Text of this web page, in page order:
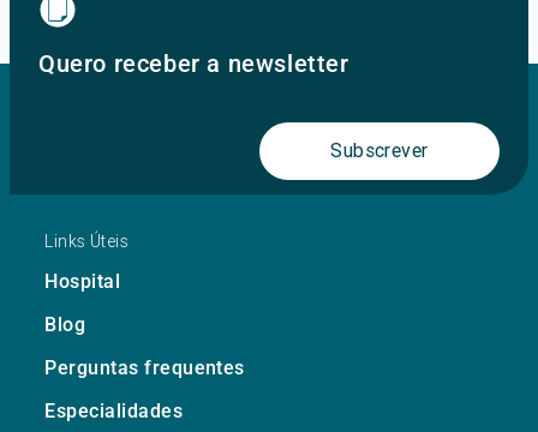
Quero receber a newsletter
Subscrever
Links Úteis
Hospital
Blog
Perguntas frequentes
Especialidades